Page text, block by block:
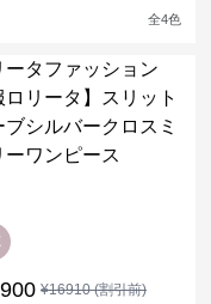
全4色
¥16910(割引前)